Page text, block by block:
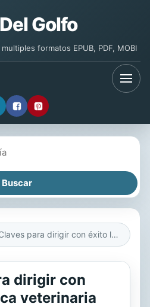
Golfo
formatos EPUB, PDF, MOBI
7 Claves para dirigir con éxito la clínica veterinaria
dirigir con
veterinaria